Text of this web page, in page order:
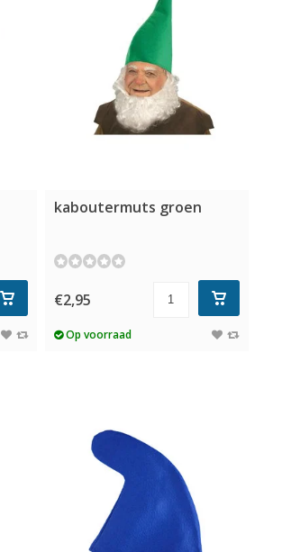
kaboutermuts groen
€2,95
Op voorraad